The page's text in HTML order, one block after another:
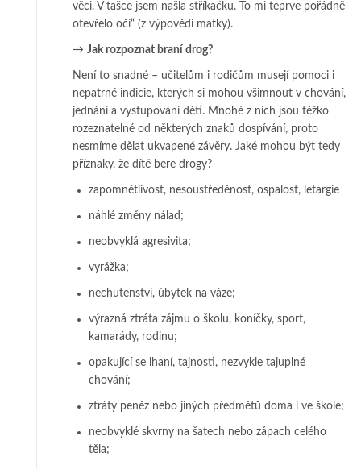
věci. V tašce jsem našla stříkačku. To mi teprve po­řádně
otevřelo oči“ (z výpovědi matky).
→ Jak rozpoznat braní drog?
Není to snadné – učitelům i rodičům musejí pomoci i
nepatrné indicie, kte­­­rých si mohou všimnout v chování,
jednání a vystupování dětí. Mnohé z nich jsou těž­ko
rozeznatelné od některých znaků dospívání, proto
nesmíme dě­­lat ukvapené zá­věry. Jaké mohou být tedy
příznaky, že dítě bere drogy?
zapomnětlivost, nesoustředěnost, ospalost, letargie
náhlé změny nálad;
neobvyklá agresivita;
vyrážka;
nechutenství, úbytek na váze;
výrazná ztráta zájmu o školu, koníčky, sport,
kamarády, rodinu;
opakující se lhaní, tajnosti, nezvykle tajuplné
chování;
ztráty peněz nebo jiných předmětů doma i ve škole;
neobvyklé skvrny na šatech nebo zápach celého
těla;